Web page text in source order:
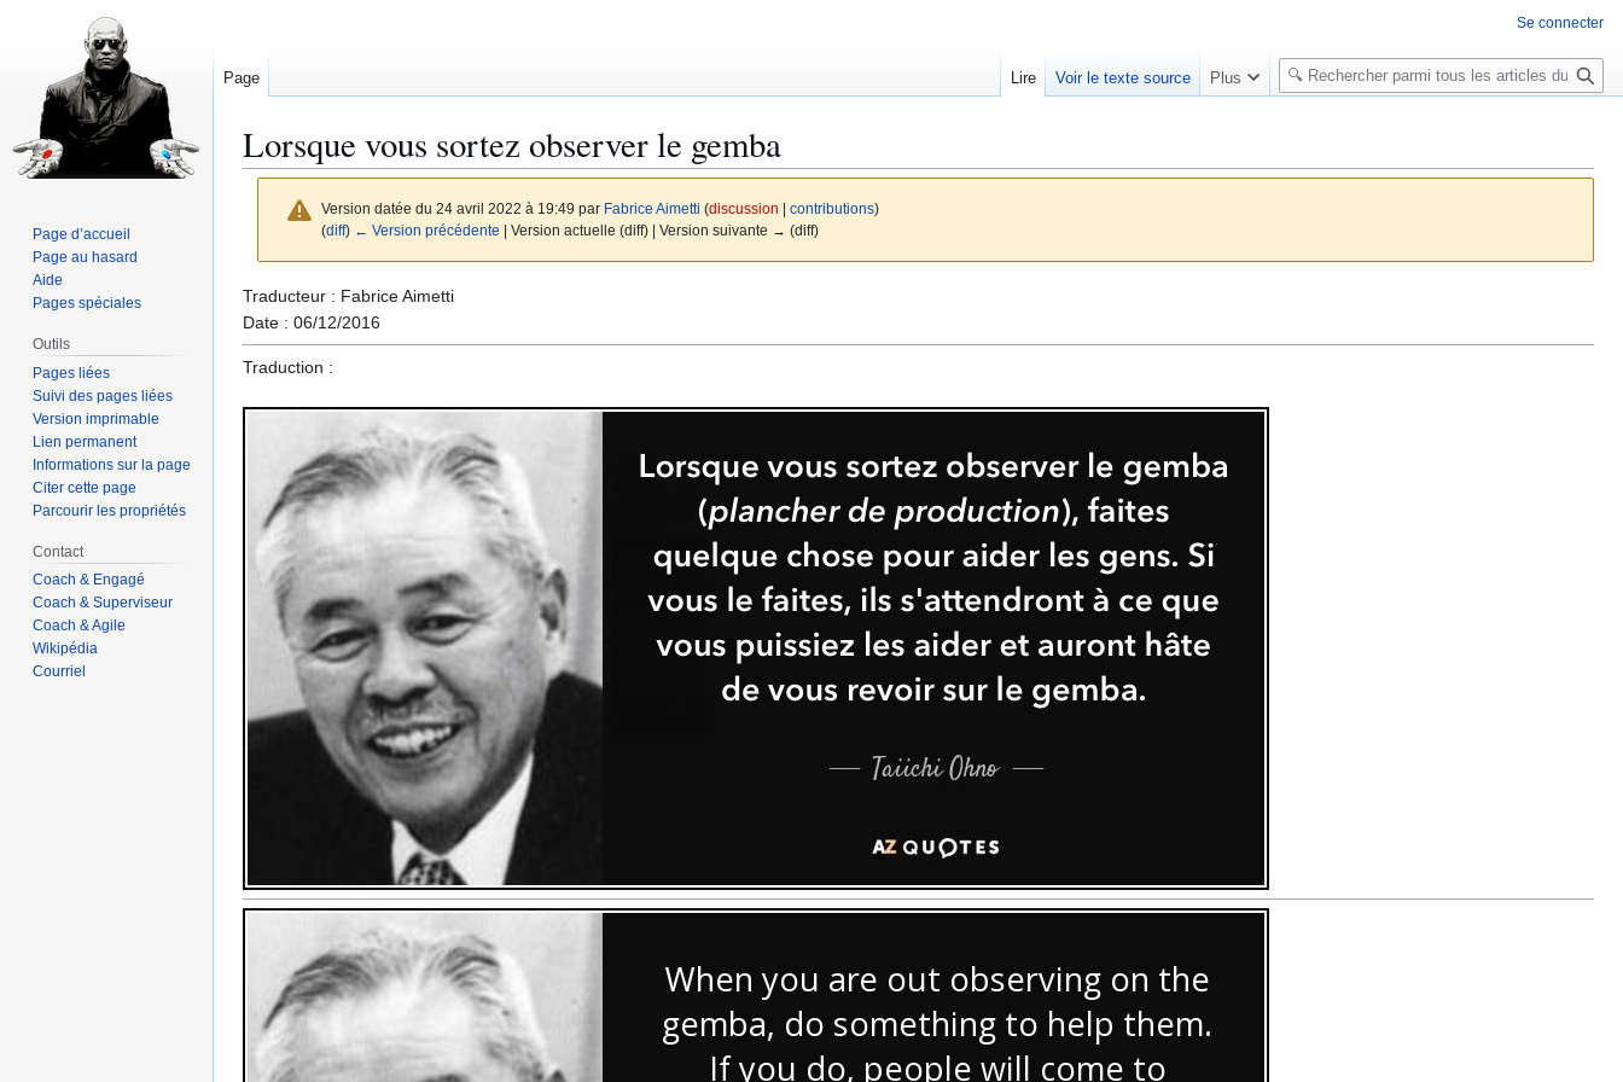
Lorsque vous sortez observer le gemba
Version datée du 24 avril 2022 à 19:49 par Fabrice Aimetti (discussion contributions)
(diff) ← Version précédente | Version actuelle (diff) | Version suivante → (diff)
Aller
à
la
navigation
Aller
à
la
recherche
Traducteur : Fabrice Aimetti
Date : 06/12/2016
Traduction :
Se connecter
Page Lire Voir le texte source Plus
R
e
e
h
Page d’accueil
Page au hasard
Aide
Pages spéciales
Outils
Pages liées
Suivi des pages liées
Version imprimable
Lien permanent
Informations sur la page
Citer cette page
Parcourir les propriétés
Contact
Coach & Engagé
Coach & Superviseur
Coach & Agile
Wikipédia
Courriel